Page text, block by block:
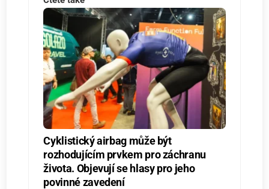
Cyklistický airbag může být
rozhodujícím prvkem pro záchranu
života. Objevují se hlasy pro jeho
povinné zavedení